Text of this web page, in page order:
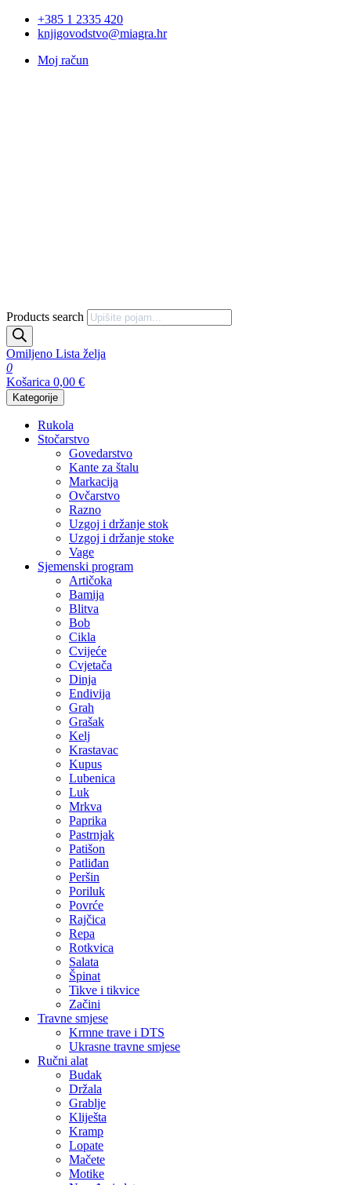
+385 1 2335 420
knjigovodstvo@miagra.hr
Moj račun
Products search
Omiljeno Lista želja
0
Košarica 0,00 €
Kategorije
Rukola
Stočarstvo
Govedarstvo
Kante za štalu
Markacija
Ovčarstvo
Razno
Uzgoj i držanje stok
Uzgoj i držanje stoke
Vage
Sjemenski program
Artičoka
Bamija
Blitva
Bob
Cikla
Cvijeće
Cvjetača
Dinja
Endivija
Grah
Grašak
Kelj
Krastavac
Kupus
Lubenica
Luk
Mrkva
Paprika
Pastrnjak
Patišon
Patliđan
Peršin
Poriluk
Povrće
Rajčica
Repa
Rotkvica
Salata
Špinat
Tikve i tikvice
Začini
Travne smjese
Krmne trave i DTS
Ukrasne travne smjese
Ručni alat
Budak
Držala
Grablje
Kliješta
Kramp
Lopate
Mačete
Motike